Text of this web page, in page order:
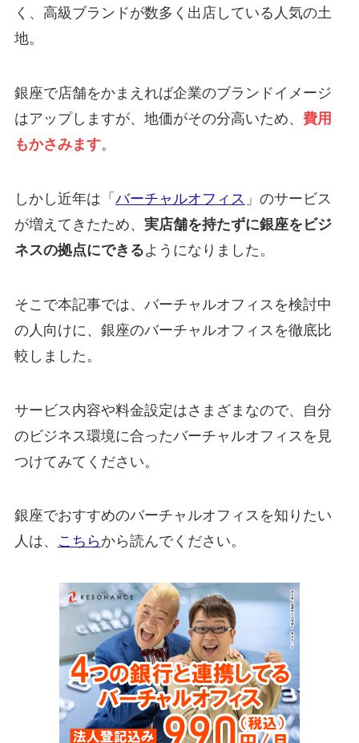
く、高級ブランドが数多く出店している人気の土
地。
銀座で店舗をかまえれば企業のブランドイメージ
はアップしますが、地価がその分高いため、 費用
もかさみます。
しかし近年は「 バーチャルオフィス 」のサービス
が増えてきたため、 実店舗を持たずに銀座をビジ
ネスの拠点にできるようになりました。
そこで本記事では、バーチャルオフィスを検討中
の人向けに、銀座のバーチャルオフィスを徹底比
較しました。
サービス内容や料金設定はさまざまなので、自分
のビジネス環境に合ったバーチャルオフィスを見
つけてみてください。
銀座でおすすめのバーチャルオフィスを知りたい
人は、
こちら から読んでください。